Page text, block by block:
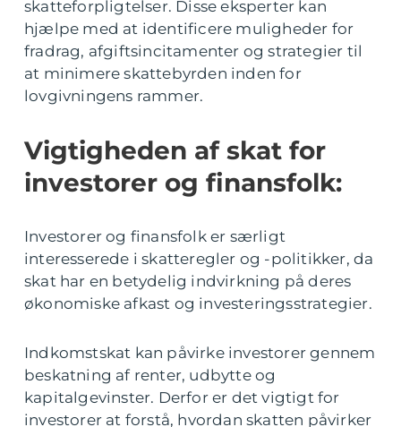
skatteforpligtelser. Disse eksperter kan
hjælpe med at identificere muligheder for
fradrag, afgiftsincitamenter og strategier til
at minimere skattebyrden inden for
lovgivningens rammer.
Vigtigheden af skat for
investorer og finansfolk:
Investorer og finansfolk er særligt
interesserede i skatteregler og -politikker, da
skat har en betydelig indvirkning på deres
økonomiske afkast og investeringsstrategier.
Indkomstskat kan påvirke investorer gennem
beskatning af renter, udbytte og
kapitalgevinster. Derfor er det vigtigt for
investorer at forstå, hvordan skatten påvirker